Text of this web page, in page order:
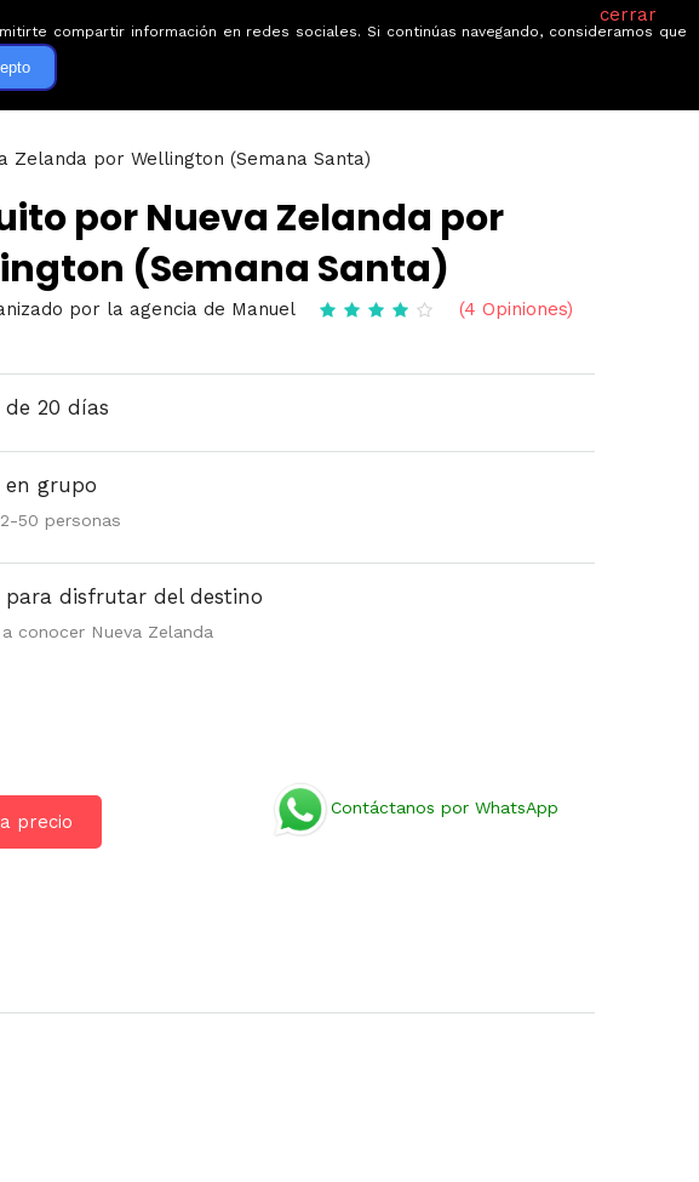
Guías de viaje Ofertas Blog Quiénes somos
Zelanda por Wellington (Semana Santa)
por Nueva Zelanda por
(Semana Santa)
por la agencia de Manuel (4 Opiniones)
de 20 días
en grupo
50 personas
para disfrutar del destino
conocer Nueva Zelanda
precio
Contáctanos por WhatsApp
cerrar
compartir información en redes sociales. Si continúas navegando, consideramos que